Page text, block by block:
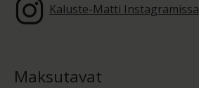
Kaluste-Matti Instagramissa
Maksutavat